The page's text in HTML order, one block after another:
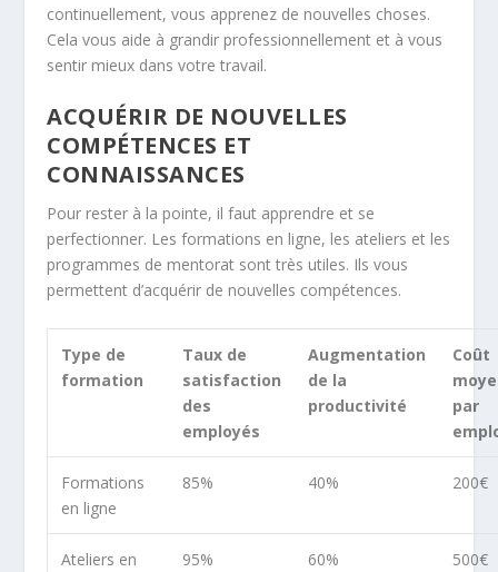
continuellement, vous apprenez de nouvelles choses.
Cela vous aide à grandir professionnellement et à vous
sentir mieux dans votre travail.
ACQUÉRIR DE NOUVELLES
COMPÉTENCES ET
CONNAISSANCES
Pour rester à la pointe, il faut apprendre et se
perfectionner. Les formations en ligne, les ateliers et les
programmes de mentorat sont très utiles. Ils vous
permettent d’acquérir de nouvelles compétences.
Type de
formation
Taux de
satisfaction
des
employés
Augmentation
de la
productivité
Coût
par
Formations
en ligne
85% 40% 200€
Ateliers en
95% 60% 500€